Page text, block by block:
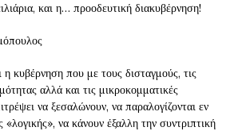
και η… προοδευτική διακυβέρνηση!
η κυβέρνηση που με τους δισταγμούς, τις
αλλά και τις μικροκομματικές
να ξεσαλώνουν, να παραλογίζονται εν
να κάνουν έξαλλη την συντριπτική